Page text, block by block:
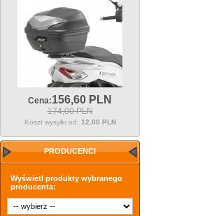
Cena:156,60 PLN
174,00 PLN
Koszt wysyłki od: 12.00 PLN
PRODUCENCI
Wyświetl produkty wybranego
producenta: